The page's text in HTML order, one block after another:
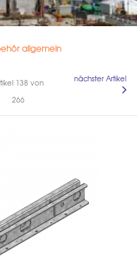
allgemein
138 von
266
nächster Artikel